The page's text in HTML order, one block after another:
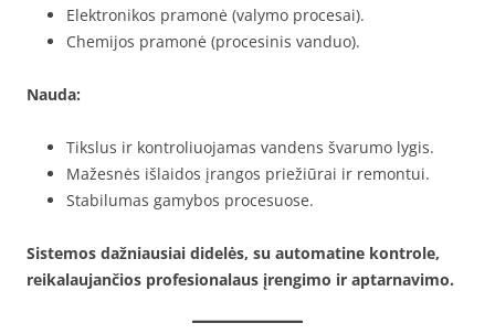
Elektronikos pramonė (valymo procesai).
Chemijos pramonė (procesinis vanduo).
Nauda:
Tikslus ir kontroliuojamas vandens švarumo lygis.
Mažesnės išlaidos įrangos priežiūrai ir remontui.
Stabilumas gamybos procesuose.
Sistemos dažniausiai didelės, su automatine kontrole,
reikalaujančios profesionalaus įrengimo ir aptarnavimo.